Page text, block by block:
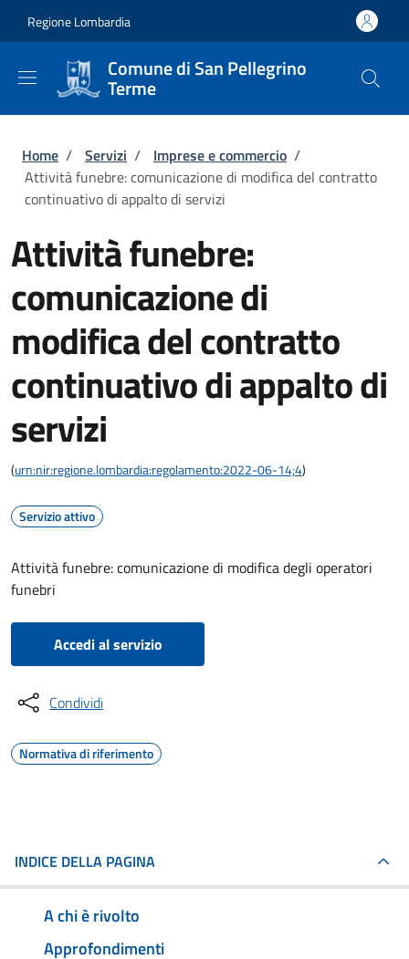
Regione Lombardia
Comune di San Pellegrino
Terme
Briciole di pane
Home / Servizi / Imprese e commercio /
Attività funebre: comunicazione di modifica del contratto
continuativo di appalto di servizi
Attività funebre:
comunicazione di
modifica del contratto
continuativo di appalto di
servizi
(urn:nir:regione.lombardia:regolamento:2022-06-14;4)
Servizio attivo
Attività funebre: comunicazione di modifica degli operatori
funebri
Accedi al servizio
Condividi
Normativa di riferimento
INDICE DELLA PAGINA
A chi è rivolto
Approfondimenti